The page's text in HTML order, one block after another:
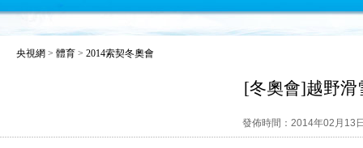
央視網 > 體育 > 2014索契冬奧會
[冬奧會]越野滑
發佈時間：2014年02月13